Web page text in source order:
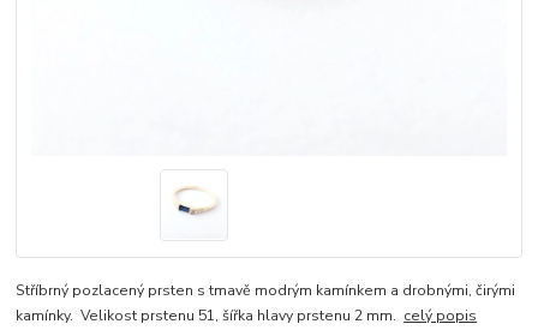
Stříbrný pozlacený prsten s tmavě modrým kamínkem a drobnými, čirými
kamínky. Velikost prstenu 51, šířka hlavy prstenu 2 mm. celý popis